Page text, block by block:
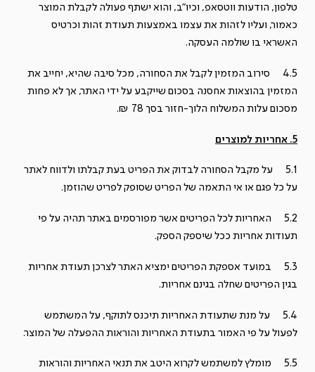
טלפון, הודעות ווטסאפ, וכיו"ב, והוא ישתף פעולה לקבלת המוצר
כאמור, ועליו לזהות את עצמו באמצעות תעודת זהות וכרטיס
האשראי בו שולמה העסקה.
4.5 סירוב המזמין לקבל את הסחורה, מכל סיבה שהיא, יחייב את
המזמין בהוצאות אחסנה בסכום שייקבע על ידי האתר, אך לא פחות
מסכום עלות המשלוח הלוך-חזור בסך 78 ₪.
5. אחריות למוצרים
5.1 על מקבל הסחורה לבדוק את הפריט בעת קבלתו ולדווח לאתר
על כל פגם או אי התאמה של הפריט שסופק לפריט שהוזמן.
5.2 האחריות לכל הפריטים אשר מפורסמים באתר תהיה על פי
תעודות אחריות ככל שיספק הספק.
5.3 במועד אספקת הפריטים ימציא האתר לצרכן תעודת אחריות
בגין הפריטים שחלה בגינם אחריות.
5.4 על מנת שתעודת האחריות תיכנס לתוקף, על המשתמש
לפעול על פי האמור בתעודת האחריות והוראות ההפעלה של המוצר.
5.5 מומלץ למשתמש לקרוא היטב את תנאי האחריות והוראות